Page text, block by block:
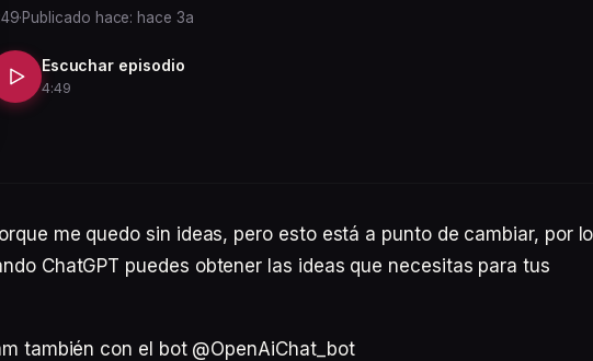
·Publicado hace: hace 3a
Escuchar episodio
4:49
me quedo sin ideas, pero esto está a punto de cambiar, por lo
ChatGPT puedes obtener las ideas que necesitas para tus
también con el bot @OpenAiChat_bot